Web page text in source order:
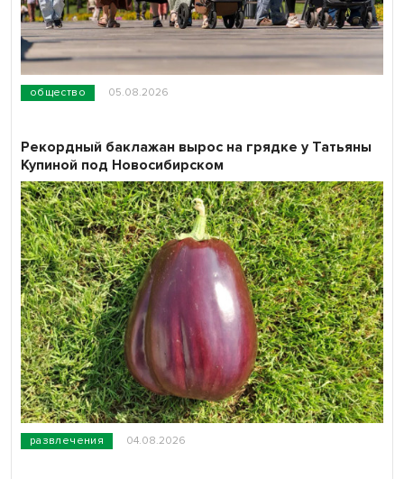
общество 05.08.2026
развлечения 04.08.2026
Рекордный баклажан вырос на грядке у Татьяны
Купиной под Новосибирском